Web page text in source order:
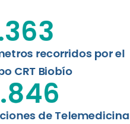
más
recorridos por el
CRT Biobío
de Telemedicina